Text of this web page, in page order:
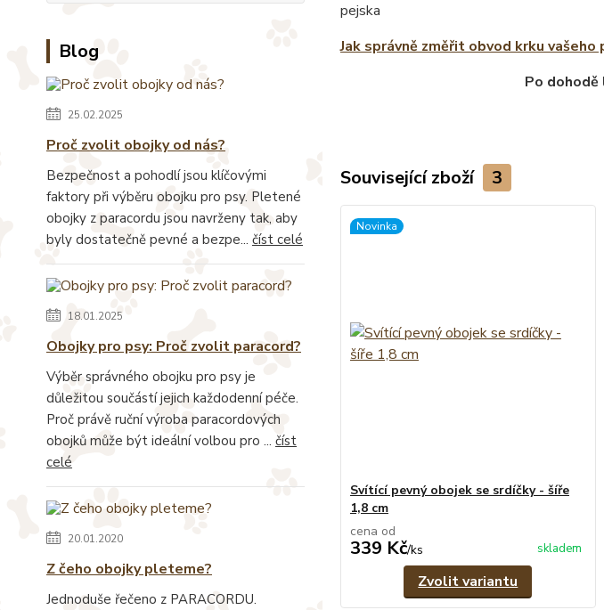
Blog
25.02.2025
Proč zvolit obojky od nás?
Bezpečnost a pohodlí jsou klíčovými
faktory při výběru obojku pro psy. Pletené
obojky z paracordu jsou navrženy tak, aby
byly dostatečně pevné a bezpe... číst celé
18.01.2025
Obojky pro psy: Proč zvolit paracord?
Výběr správného obojku pro psy je
důležitou součástí jejich každodenní péče.
Proč právě ruční výroba paracordových
obojků může být ideální volbou pro ... číst
celé
20.01.2020
Z čeho obojky pleteme?
Jednoduše řečeno z PARACORDU.
pejska
Jak správně změřit obvod krku vašeho
Po
Související zboží 3
Novinka
Svítící pevný obojek se srdíčky - šíře
1,8 cm
cena od
339 Kč/ks skladem
Zvolit variantu